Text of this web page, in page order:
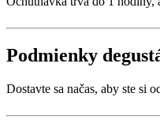
Podmienky
Dostavte sa načas, aby ste si